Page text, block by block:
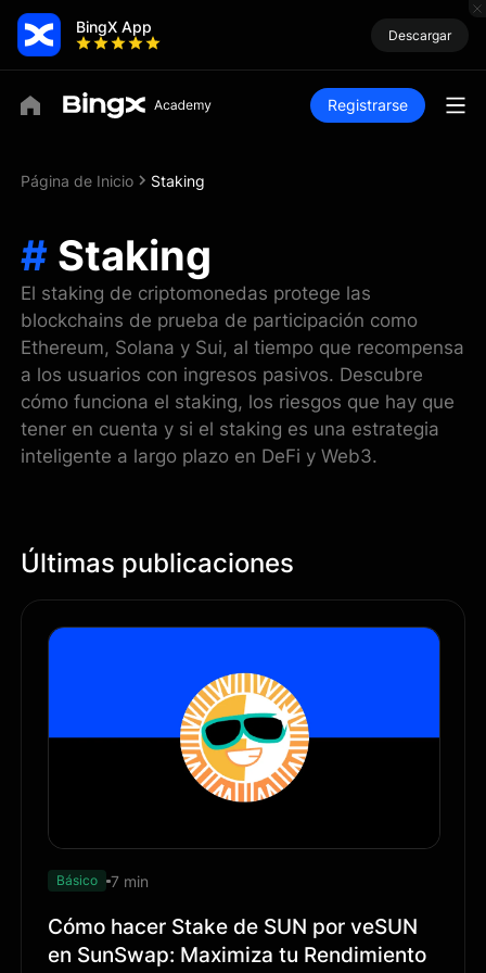
BingX App Descargar
Registrarse
Página de Inicio Staking
# Staking
El staking de criptomonedas protege las
blockchains de prueba de participación como
Ethereum, Solana y Sui, al tiempo que recompensa
a los usuarios con ingresos pasivos. Descubre
cómo funciona el staking, los riesgos que hay que
tener en cuenta y si el staking es una estrategia
inteligente a largo plazo en DeFi y Web3.
Últimas publicaciones
Básico 7 min
Cómo hacer Stake de SUN por veSUN
en SunSwap: Maximiza tu Rendimiento